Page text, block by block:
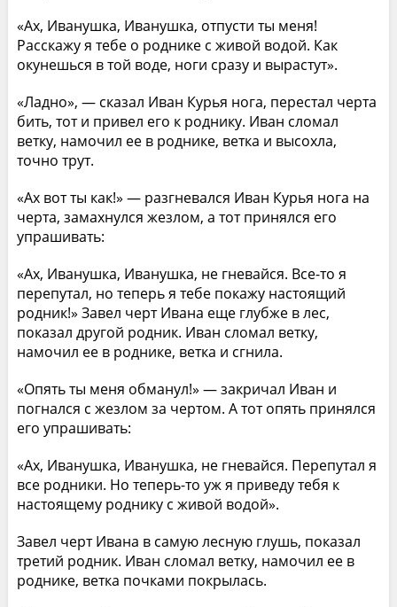
«Ах, Иванушка, Иванушка, отпусти ты меня!
Расскажу я тебе о роднике с живой водой. Как
окунешься в той воде, ноги сразу и вырастут».
«Ладно», — сказал Иван Курья нога, перестал черта
бить, тот и привел его к роднику. Иван сломал
ветку, намочил ее в роднике, ветка и высохла,
точно трут.
«Ах вот ты как!» — разгневался Иван Курья нога на
черта, замахнулся жезлом, а тот принялся его
упрашивать:
«Ах, Иванушка, Иванушка, не гневайся. Все-то я
перепутал, но теперь я тебе покажу настоящий
родник!» Завел черт Ивана еще глубже в лес,
показал другой родник. Иван сломал ветку,
намочил ее в роднике, ветка и сгнила.
«Опять ты меня обманул!» — закричал Иван и
погнался с жезлом за чертом. А тот опять принялся
его упрашивать:
«Ах, Иванушка, Иванушка, не гневайся. Перепутал я
все родники. Но теперь-то уж я приведу тебя к
настоящему роднику с живой водой».
Завел черт Ивана в самую лесную глушь, показал
третий родник. Иван сломал ветку, намочил ее в
роднике, ветка почками покрылась.